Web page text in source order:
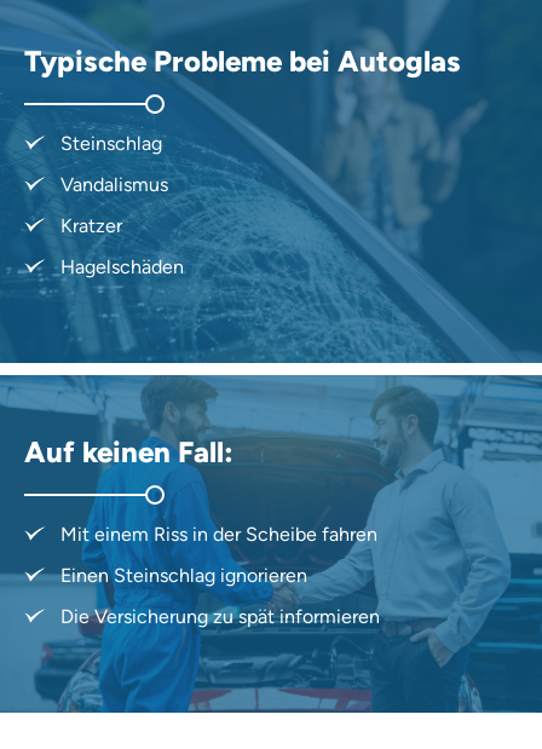
Typische Probleme bei Autoglas
Steinschlag
Vandalismus
Kratzer
Hagelschäden
Auf keinen Fall:
Mit einem Riss in der Scheibe fahren
Einen Steinschlag ignorieren
Die Versicherung zu spät informieren